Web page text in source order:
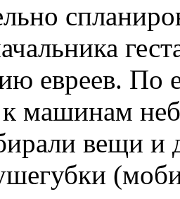
евреев. По
машинам
вещи и